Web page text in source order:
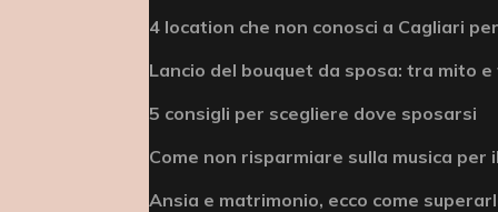
4 location che non conosci a Cagliari
Lancio del bouquet da sposa: tra mito e
5 consigli per scegliere dove sposarsi
Come non risparmiare sulla musica per
Ansia e matrimonio, ecco come